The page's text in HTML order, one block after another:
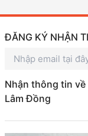
ĐĂNG KÝ NHẬN
Nhận thông tin về
Lâm Đồng